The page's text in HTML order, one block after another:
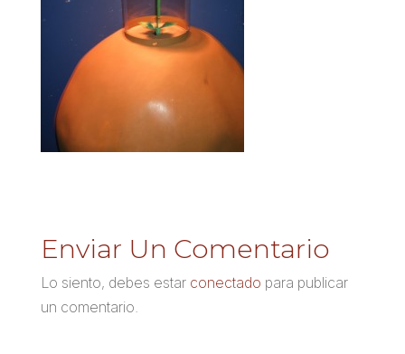
Enviar Un Comentario
Lo siento, debes estar conectado para publicar
un comentario.